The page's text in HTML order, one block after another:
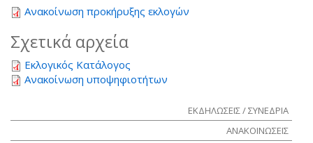
Ανακοίνωση προκήρυξης εκλογών
Σχετικά αρχεία
Εκλογικός Κατάλογος
Ανακοίνωση υποψηφιοτήτων
ΕΚΔΗΛΩΣΕΙΣ / ΣΥΝΕΔΡΙΑ
ΑΝΑΚΟΙΝΩΣΕΙΣ